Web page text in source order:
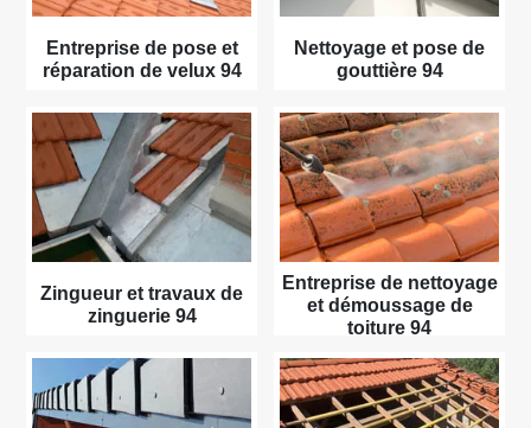
Entreprise de pose et
réparation de velux 94
Nettoyage et pose de
gouttière 94
Zingueur et travaux de
zinguerie 94
Entreprise de nettoyage
et démoussage de
toiture 94